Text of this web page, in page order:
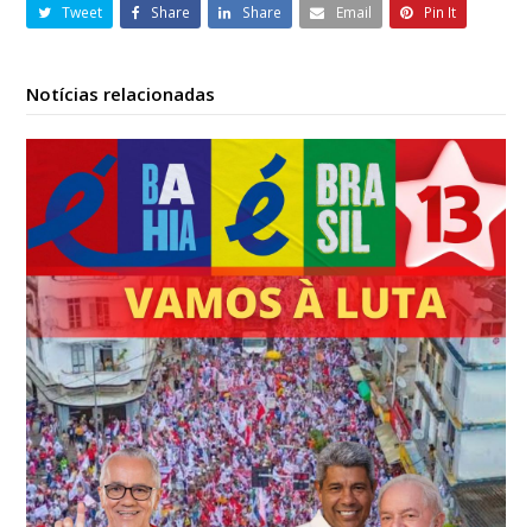
Tweet Share Share Email Pin It
Notícias relacionadas